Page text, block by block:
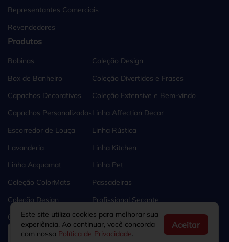
Representantes Comerciais
Revendedores
Produtos
Bobinas
Box de Banheiro
Capachos Decorativos
Capachos Personalizados
Escorredor de Louça
Lavanderia
Linha Acquamat
Coleção ColorMats
Coleção Design
Coleção de Natal
Coleção Design
Coleção Divertidos e Frases
Coleção Extensive e Bem-vindo
Linha Affection Decor
Linha Rústica
Linha Kitchen
Linha Pet
Passadeiras
Profissional Secante
Tapetes e Capachos
Este site utiliza cookies para melhorar sua
experiência. Ao continuar, você concorda
com nossa Política de Privacidade.
Aceitar